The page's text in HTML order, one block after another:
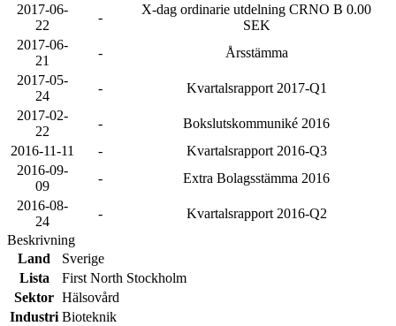
2017-06-
22
-
X-dag ordinarie utdelning CRNO B 0.00
SEK
2017-06-
21
-
Årsstämma
2017-05-
24
-
Kvartalsrapport 2017-Q1
2017-02-
22
-
Bokslutskommuniké 2016
2016-11-11
-
Kvartalsrapport 2016-Q3
2016-09-
09
-
Extra Bolagsstämma 2016
2016-08-
24
-
Kvartalsrapport 2016-Q2
Beskrivning
Land
Sverige
Lista
First North Stockholm
Sektor Hälsovård
Industri Bioteknik